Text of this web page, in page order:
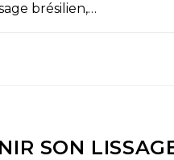
brésilien,…
SON